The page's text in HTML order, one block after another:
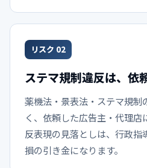
リスク 02
ステマ規制違反は、依
薬機法・景表法・ステマ規制
く、依頼した広告主・代理店
反表現の見落としは、行政指
損の引き金になります。